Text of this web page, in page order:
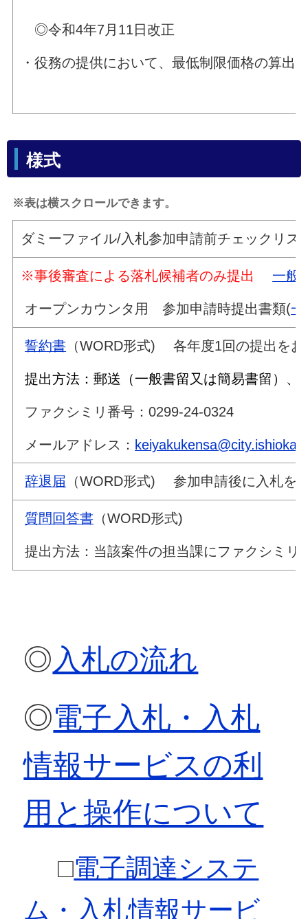
◎令和4年7月11日改正
・役務の提供において、最低制限価格の算出
様式
※表は横スクロールできます。
ダミーファイル/入札参加申請前チェックリス
※事後審査による落札候補者のみ提出 一般
オープンカウンタ用 参加申請時提出書類(一
誓約書 （WORD形式) 各年度1回の提出をお
提出方法：郵送（一般書留又は簡易書留）
ファクシミリ番号：0299-24-0324
メールアドレス：
辞退届 （WORD形式) 参加申請後に
質問回答書 （WORD形式)
提出方法：当該案件の担当課にファクシミ
◎入札の流れ
◎電子入札・入札
情報サービスの利
用と操作について
□電子調達システ
ム・入札情報サービ